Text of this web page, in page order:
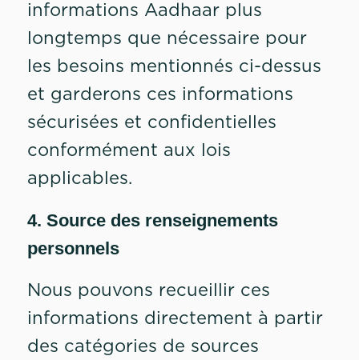
informations Aadhaar plus
longtemps que nécessaire pour
les besoins mentionnés ci-dessus
et garderons ces informations
sécurisées et confidentielles
conformément aux lois
applicables.
4. Source des renseignements
personnels
Nous pouvons recueillir ces
informations directement à partir
des catégories de sources